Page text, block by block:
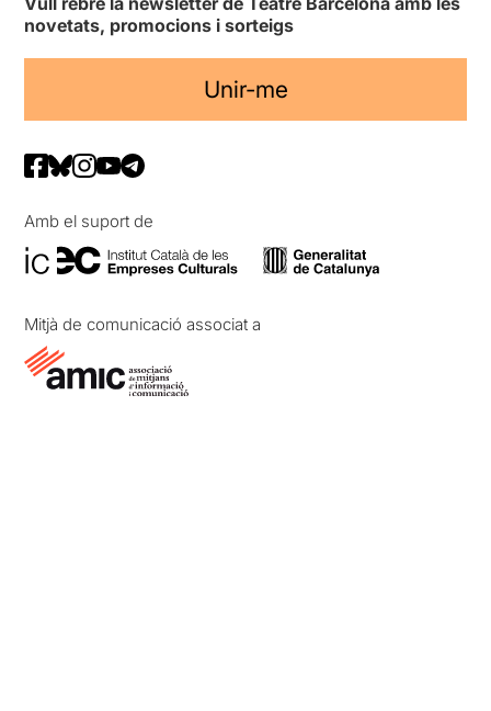
novetats, promocions i sorteigs
Unir-me
Amb el suport de
Mitjà de comunicació associat a